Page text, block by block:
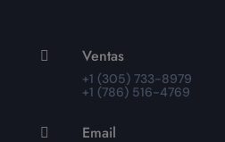
 Ventas
+1 (305) 733-8979
+1 (786) 516-4769
 Email